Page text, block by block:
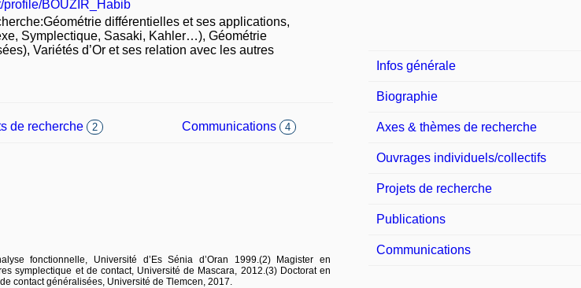
profile/BOUZIR_Habib
différentielles et ses applications,
Symplectique, Sasaki, Kahler…), Géométrie
Variétés d’Or et ses relation avec les autres
de recherche 2 Communications 4
fonctionnelle, Université d’Es Sénia d’Oran 1999.(2) Magister en
symplectique et de contact, Université de Mascara, 2012.(3) Doctorat en
contact généralisées, Université de Tlemcen, 2017.
Infos générale
Biographie
Axes & thèmes de recherche
Ouvrages individuels/collectifs
Projets de recherche
Publications
Communications